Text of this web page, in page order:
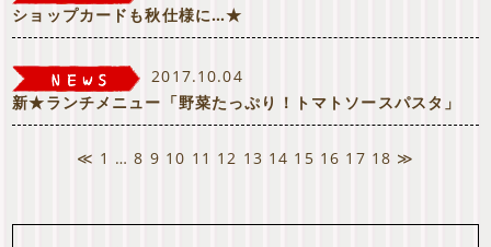
ショップカードも秋仕様に…★
2017.10.04
新★ランチメニュー「野菜たっぷり！トマトソースパスタ」
≪ 1 … 8 9 10 11 12 13 14 15 16 17 18 ≫